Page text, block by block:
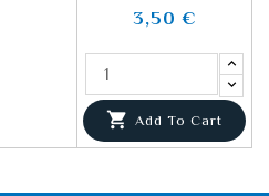
3,50 €
 Add To Cart